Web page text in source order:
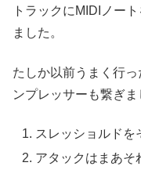
トラックにMIDIノー
ました。
たしか以前うまく行
ンプレッサーも繋ぎま
スレッショルドを
アタックはまあそ